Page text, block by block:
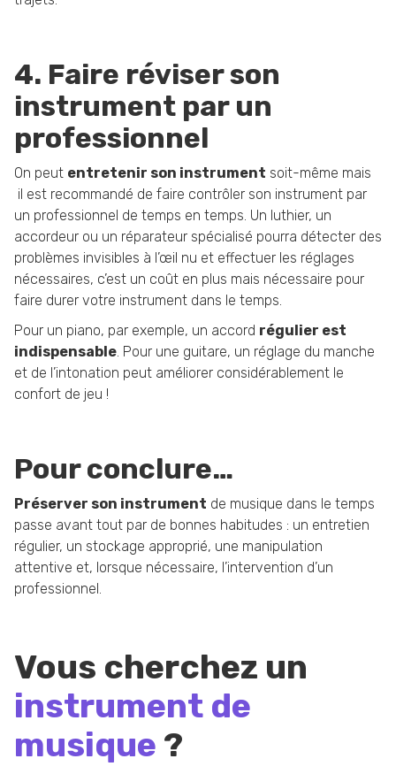
4. Faire réviser son
instrument par un
professionnel
On peut entretenir son instrument soit-même mais
il est recommandé de faire contrôler son instrument par
un professionnel de temps en temps. Un luthier, un
accordeur ou un réparateur spécialisé pourra détecter des
problèmes invisibles à l’œil nu et effectuer les réglages
nécessaires, c’est un coût en plus mais nécessaire pour
faire durer votre instrument dans le temps.
Pour un piano, par exemple, un accord régulier est
indispensable. Pour une guitare, un réglage du manche
et de l’intonation peut améliorer considérablement le
confort de jeu !
Pour conclure…
Préserver son instrument de musique dans le temps
passe avant tout par de bonnes habitudes : un entretien
régulier, un stockage approprié, une manipulation
attentive et, lorsque nécessaire, l’intervention d’un
professionnel.
Vous cherchez un
instrument de
musique ?